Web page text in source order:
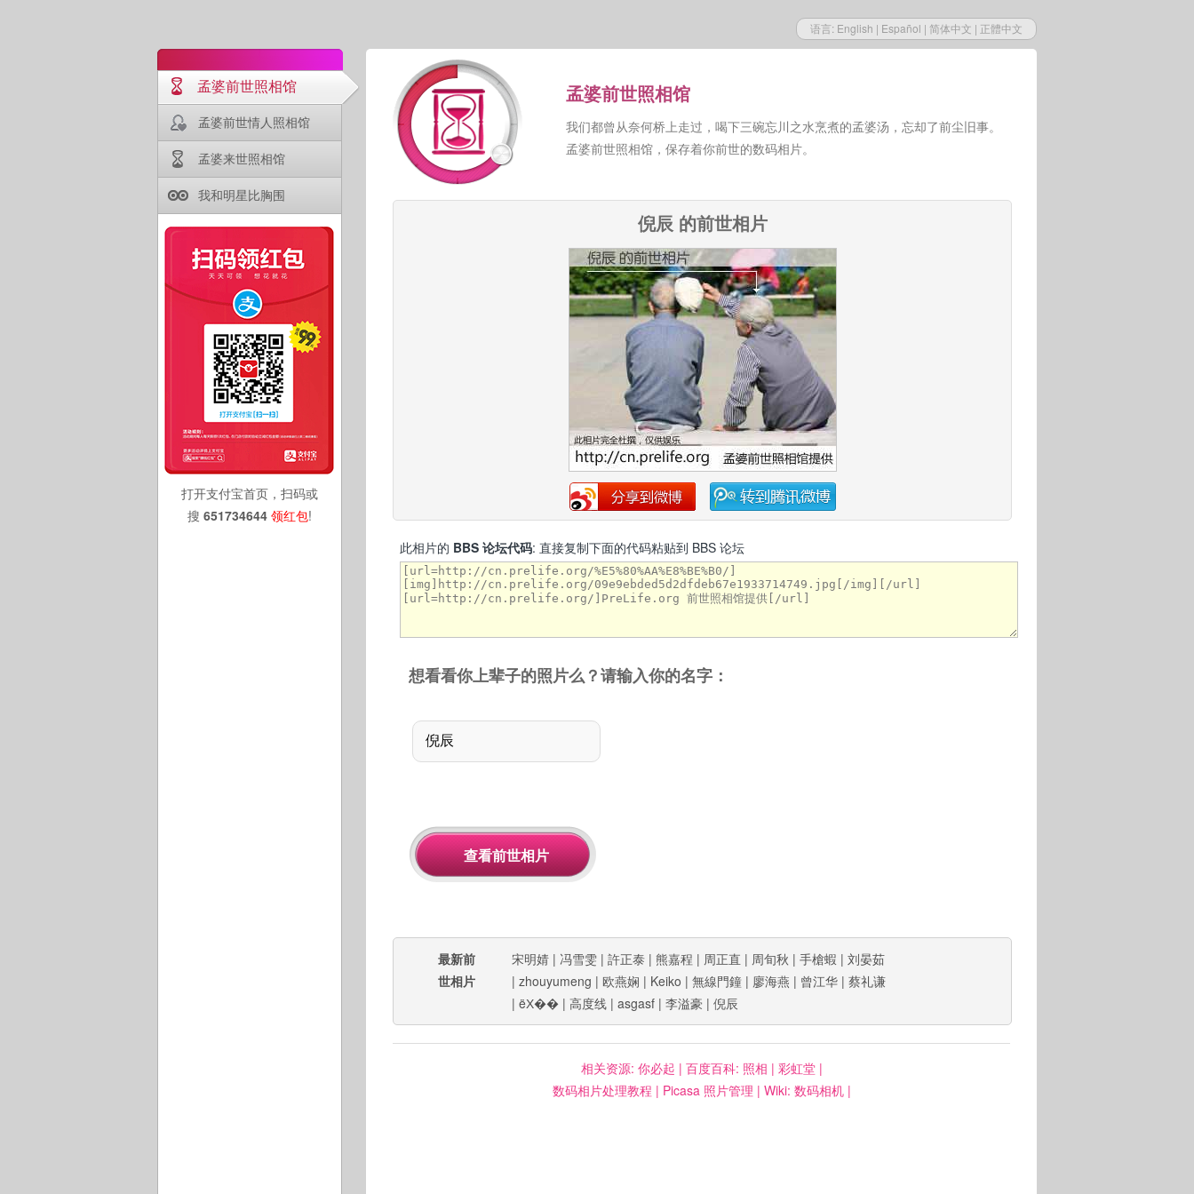
语言: English | Español | 简体中文 | 正體中文
孟婆前世照相馆
孟婆前世情人照相馆
孟婆来世照相馆
我和明星比胸围
打开支付宝首页，扫码或
搜 651734644 领红包!
孟婆前世照相馆
我们都曾从奈何桥上走过，喝下三碗忘川之水烹煮的孟婆汤，忘却了前尘旧事。
孟婆前世照相馆，保存着你前世的数码相片。
倪辰 的前世相片
此相片的 BBS 论坛代码: 直接复制下面的代码粘贴到 BBS 论坛
想看看你上辈子的照片么？请输入你的名字：
最新前
世相片
宋明婧 | 冯雪雯 | 許正泰 | 熊嘉程 | 周正直 | 周旬秋 | 手槍蝦 | 刘晏茹
| zhouyumeng | 欧燕娴 | Keiko | 無線門鐘 | 廖海燕 | 曾江华 | 蔡礼谦
| ëХ�� | 高度线 | asgasf | 李溢豪 | 倪辰
相关资源: 你必起 | 百度百科: 照相 | 彩虹堂|
数码相片处理教程 | Picasa 照片管理 | Wiki: 数码相机|